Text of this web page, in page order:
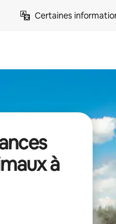
Certaines
à